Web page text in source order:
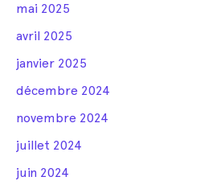
mai 2025
avril 2025
janvier 2025
décembre 2024
novembre 2024
juillet 2024
juin 2024